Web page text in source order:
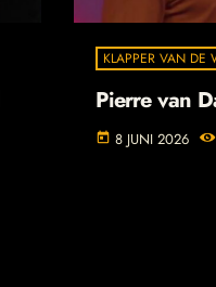
KLAPPER VAN DE
today 8 JUNI 2026